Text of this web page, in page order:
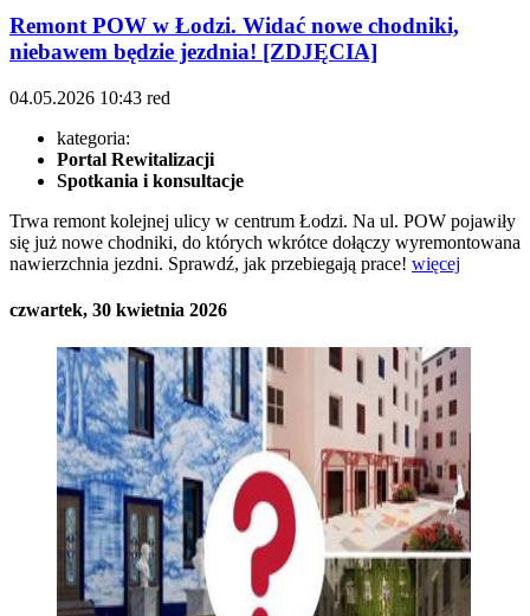
Remont POW w Łodzi. Widać nowe chodniki,
niebawem będzie jezdnia! [ZDJĘCIA]
04.05.2026 10:43 red
kategoria:
Portal Rewitalizacji
Spotkania i konsultacje
Trwa remont kolejnej ulicy w centrum Łodzi. Na ul. POW pojawiły
się już nowe chodniki, do których wkrótce dołączy wyremontowana
nawierzchnia jezdni. Sprawdź, jak przebiegają prace! więcej
czwartek, 30 kwietnia 2026